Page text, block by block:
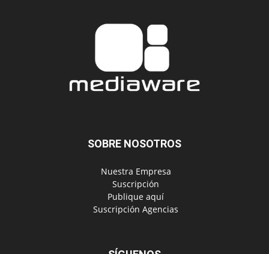
SOBRE NOSOTROS
‎ Nuestra Empresa
‎ Suscripción
‎ Publique aquí
‎ Suscripción Agencias